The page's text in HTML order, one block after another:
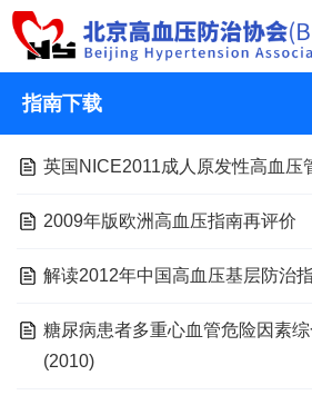
指南下载
英国NICE2011成人原发性高血压
2009年版欧洲高血压指南再评价
解读2012年中国高血压基层防治
糖尿病患者多重心血管危险因素
(2010)